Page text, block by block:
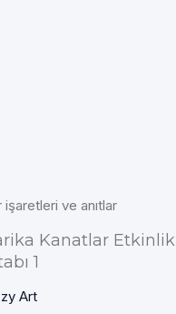
işaretleri ve anıtlar
Kanatlar Etkinlik
1
Art